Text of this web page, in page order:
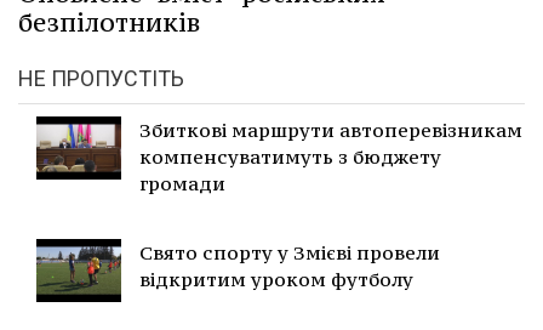
безпілотників
НЕ ПРОПУСТІТЬ
Збиткові маршрути автоперевізникам
компенсуватимуть з бюджету
громади
Свято спорту у Змієві провели
відкритим уроком футболу